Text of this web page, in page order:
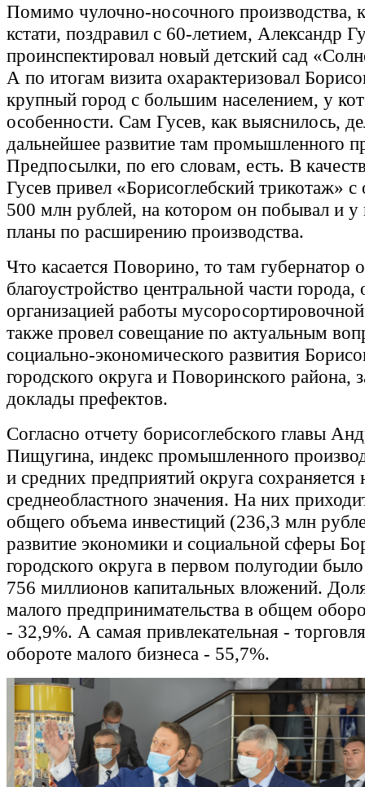
Помимо чулочно-носочного производства,
кстати, поздравил с 60-летием, Александр
проинспектировал новый детский сад
А по итогам визита охарактеризовал
крупный город с большим населением, у
особенности. Сам Гусев, как выяснилось,
дальнейшее развитие там промышленного
Предпосылки, по его словам, есть. В
Гусев привел «Борисоглебский трикотаж»
500 млн рублей, на котором он побывал и у
планы по расширению производства.
Что касается Поворино, то там губернатор
благоустройство центральной части города,
организацией работы
также провел совещание по актуальным
социально-экономического развития
городского округа и Поворинского района,
доклады префектов.
Согласно отчету борисоглебского главы
Пищугина, индекс промышленного
и средних предприятий округа сохраняется
среднеобластного значения. На них
общего объема инвестиций (236,3 млн
развитие экономики и социальной сферы
городского округа в первом полугодии
756 миллионов капитальных вложений.
малого предпринимательства в общем
- 32,9%. А самая привлекательная -
обороте малого бизнеса - 55,7%.